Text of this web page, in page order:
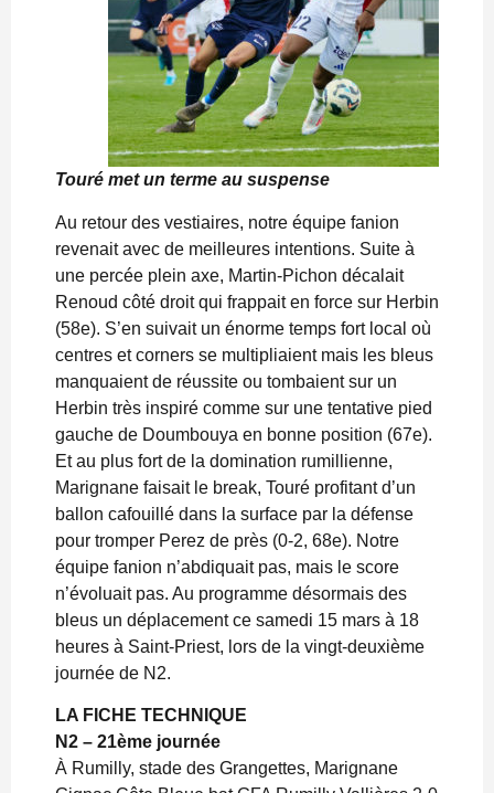
Touré met un terme au suspense
Au retour des vestiaires, notre équipe fanion
revenait avec de meilleures intentions. Suite à
une percée plein axe, Martin-Pichon décalait
Renoud côté droit qui frappait en force sur Herbin
(58e). S’en suivait un énorme temps fort local où
centres et corners se multipliaient mais les bleus
manquaient de réussite ou tombaient sur un
Herbin très inspiré comme sur une tentative pied
gauche de Doumbouya en bonne position (67e).
Et au plus fort de la domination rumillienne,
Marignane faisait le break, Touré profitant d’un
ballon cafouillé dans la surface par la défense
pour tromper Perez de près (0-2, 68e). Notre
équipe fanion n’abdiquait pas, mais le score
n’évoluait pas. Au programme désormais des
bleus un déplacement ce samedi 15 mars à 18
heures à Saint-Priest, lors de la vingt-deuxième
journée de N2.
LA FICHE TECHNIQUE
N2 – 21ème journée
À Rumilly, stade des Grangettes, Marignane